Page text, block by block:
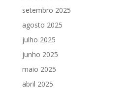
setembro 2025
agosto 2025
julho 2025
junho 2025
maio 2025
abril 2025